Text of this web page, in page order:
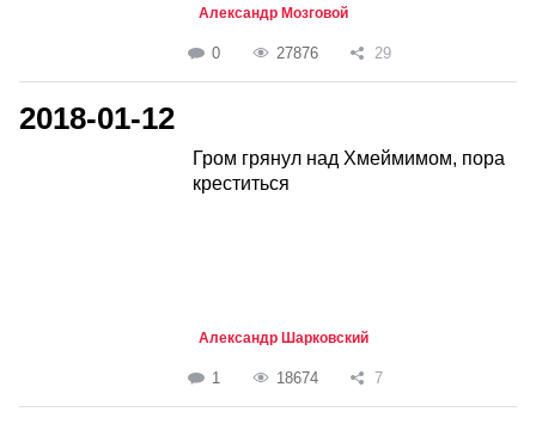
Александр Мозговой
0 27876 29
2018-01-12
Гром грянул над Хмеймимом, пора
креститься
Александр Шарковский
1 18674 7